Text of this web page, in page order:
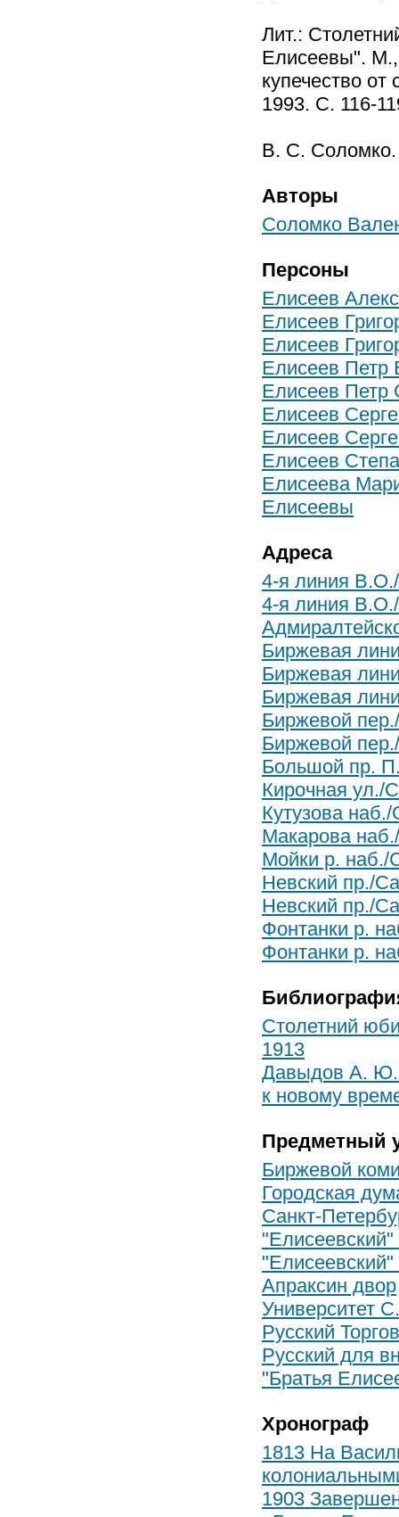
Лит.:
Елисеевы".
купечество
1993. С. 116-
В. С. Соломко.
Авторы
Соломко
Персоны
Елисеев
Елисеев
Елисеев
Елисеев Петр
Елисеев Петр
Елисеев
Елисеев
Елисеев
Елисеева
Елисеевы
Адреса
4-я линия
4-я линия
Биржевая
Биржевая
Биржевая
Биржевой
Биржевой
Большой пр.
Кирочная ул./
Кутузова
Макарова
Мойки р. наб./
Невский пр./
Невский пр./
Фонтанки р.
Фонтанки р.
Столетний
1913
Давыдов А. Ю.
к новому
Предметный
Биржевой
Городская
Санкт-
"Елисеевский"
"Елисеевский"
Апраксин двор
Университет
Русский
Русский для
"Братья
Хронограф
1813 На
1903